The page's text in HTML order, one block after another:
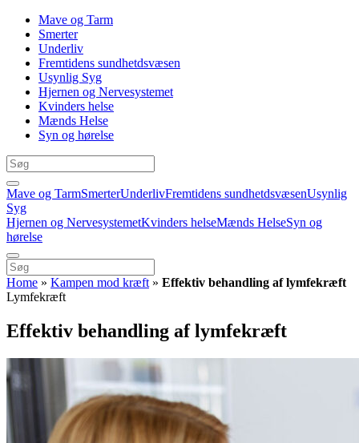
Mave og Tarm
Smerter
Underliv
Fremtidens sundhetdsvæsen
Usynlig Syg
Hjernen og Nervesystemet
Kvinders helse
Mænds Helse
Syn og hørelse
Mave og TarmSmerterUnderlivFremtidens sundhetdsvæsenUsynlig
Syg
Hjernen og NervesystemetKvinders helseMænds HelseSyn og
hørelse
Home » Kampen mod kræft » Effektiv behandling af lymfekræft
Lymfekræft
Effektiv behandling af lymfekræft